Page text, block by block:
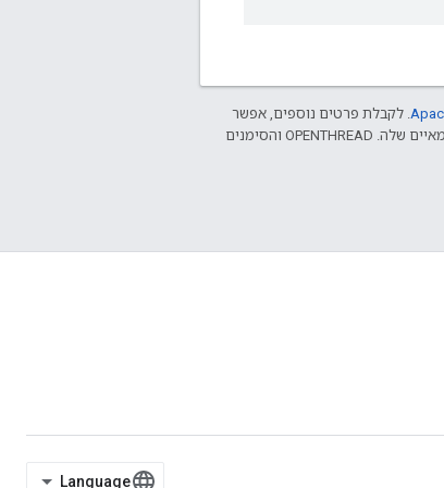
. לקבלת פרטים נוספים, אפשר
.‏ Java הוא סימן מסחרי רשום של חברת Oracle ו/או של השותפים העצמאיים שלה. ‫OPENTHREAD והסימנים